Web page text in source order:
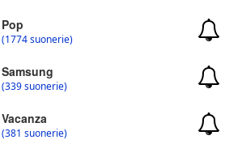
Pop
(1774 suonerie)
Samsung
(339 suonerie)
Vacanza
(381 suonerie)